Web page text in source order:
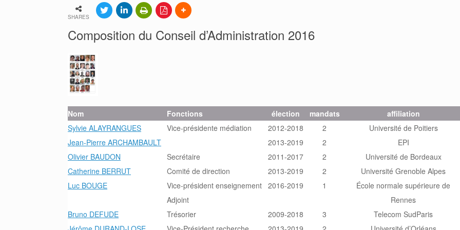
SHARES
Composition du Conseil d’Administration 2016
Nom Fonctions élection mandats
affiliation
Sylvie ALAYRANGUES
Vice-présidente médiation 2012-2018 2
Université de Poitiers
Jean-Pierre ARCHAMBAULT
2013-2019 2
EPI
Olivier BAUDON
Secrétaire 2011-2017 2
Université de Bordeaux
Catherine BERRUT
Comité de direction 2013-2019 2
Université Grenoble Alpes
Luc BOUGE
Vice-président enseignement
Adjoint
2016-2019 1
École normale supérieure de
Rennes
Bruno DEFUDE
Trésorier 2009-2018 3
Telecom SudParis